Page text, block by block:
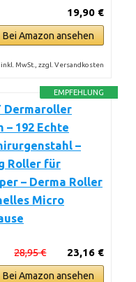
19,90 €
Bei Amazon ansehen
inkl. MwSt., zzgl. Versandkosten
EMPFEHLUNG
Dermaroller
– 192 Echte
–
Roller für
– Derma Roller
Micro
23,16 €
28,95 €
Bei Amazon ansehen